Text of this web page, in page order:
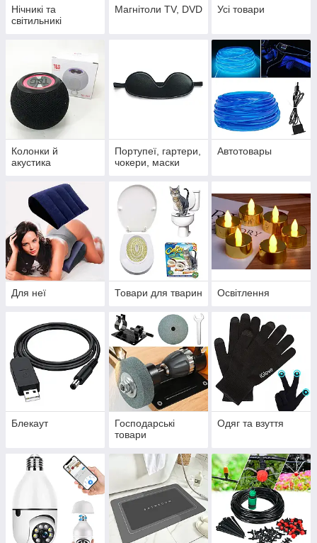
Нічникі та
світильникі
Магнітоли TV, DVD Усі товари
Колонки й
акустика
Портупеї, гартери,
чокери, маски
Автотовары
Для неї Товари для тварин Освітлення
Блекаут
Господарські
товари
Одяг та взуття